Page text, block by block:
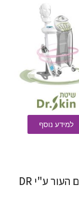
למידע נוסף
אז מה עושים? טיפול מהיר לשיקום העור ע"י DR